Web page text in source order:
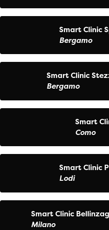
Smart Clinic
Bergamo
Smart Clinic
Bergamo
Smart
Como
Smart Clinic
Lodi
Smart Clinic
Milano